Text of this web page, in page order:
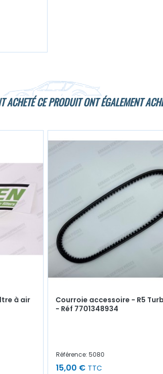
ACHETÉ CE PRODUIT ONT ÉGALEMENT
à air
Courroie accessoire - R5
- Réf 7701348934
Référence: 5080
15,00 € TTC